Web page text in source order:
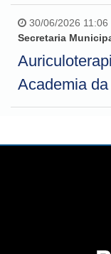
30/06/2026 11:06
Secretaria
Academia